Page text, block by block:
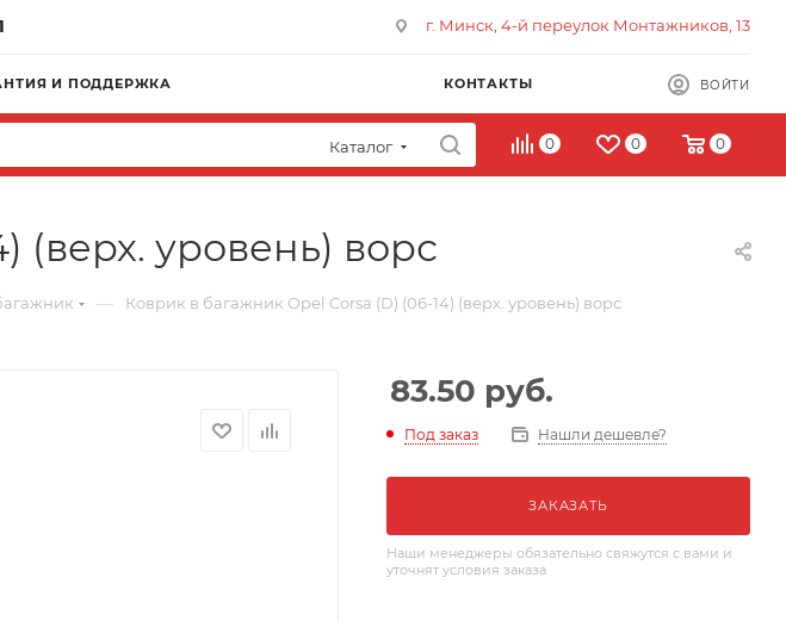
г. Минск, 4-й переулок Монтажников, 13
И ПОДДЕРЖКА КОНТАКТЫ ВОЙТИ
Каталог 0 0 0
(верх. уровень) ворс
— Коврик в багажник Opel Corsa (D) (06-14) (верх. уровень) ворс
83.50 руб.
Под заказ Нашли дешевле?
ЗАКАЗАТЬ
Наши менеджеры обязательно свяжутся с вами и
уточнят условия заказа